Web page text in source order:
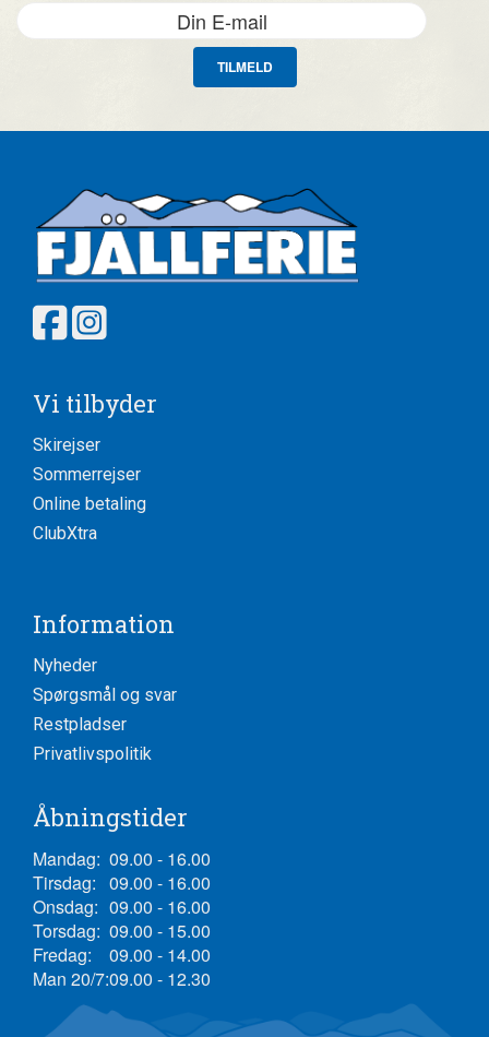
TILMELD
Vi tilbyder
Skirejser
Sommerrejser
Online betaling
ClubXtra
Information
Nyheder
Spørgsmål og svar
Restpladser
Privatlivspolitik
Åbningstider
Mandag: 09.00 - 16.00
Tirsdag: 09.00 - 16.00
Onsdag: 09.00 - 16.00
Torsdag: 09.00 - 15.00
Fredag:
09.00 - 14.00
Man 20/7:09.00 - 12.30